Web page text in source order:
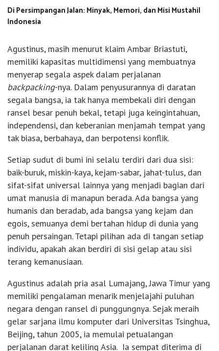
Di Persimpangan Jalan: Minyak, Memori, dan Misi Mustahil
Indonesia
Agustinus, masih menurut klaim Ambar Briastuti,
memiliki kapasitas multidimensi yang membuatnya
menyerap segala aspek dalam perjalanan
backpacking-nya. Dalam penyusurannya di daratan
segala bangsa, ia tak hanya membekali diri dengan
ransel besar penuh bekal, tetapi juga keingintahuan,
independensi, dan keberanian menjamah tempat yang
tak biasa, berbahaya, dan berpotensi konflik.
Setiap sudut di bumi ini selalu terdiri dari dua sisi:
baik-buruk, miskin-kaya, kejam-sabar, jahat-tulus, dan
sifat-sifat universal lainnya yang menjadi bagian dari
umat manusia di manapun berada. Ada bangsa yang
humanis dan beradab, ada bangsa yang kejam dan
egois, semuanya demi bertahan hidup di dunia yang
penuh persaingan. Tetapi pilihan ada di tangan setiap
individu, apakah akan berdiri di sisi gelap atau sisi
terang kemanusiaan.
Agustinus adalah pria asal Lumajang, Jawa Timur yang
memiliki pengalaman menarik menjelajahi puluhan
negara dengan ransel di punggungnya. Sejak meraih
gelar sarjana ilmu komputer dari Universitas Tsinghua,
Beijing, tahun 2005, ia memulai petualangan
perjalanan darat keliling Asia. Ia sempat diterima di